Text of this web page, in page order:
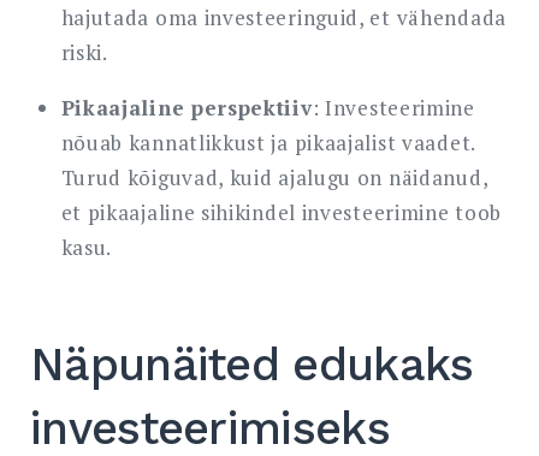
hajutada oma investeeringuid, et vähendada
riski.
Pikaajaline perspektiiv: Investeerimine
nõuab kannatlikkust ja pikaajalist vaadet.
Turud kõiguvad, kuid ajalugu on näidanud,
et pikaajaline sihikindel investeerimine toob
kasu.
Näpunäited edukaks
investeerimiseks